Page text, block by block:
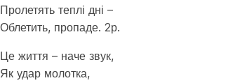
Пролетять теплі дні –
Облетить, пропаде. 2р.
Це життя – наче звук,
Як удар молотка,